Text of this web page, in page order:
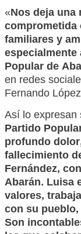
«Nos deja
comprometida
familiares y
Popular de
en redes
Fernando
Así lo expresan
Partido
profundo
fallecimiento
Fernández,
Abarán. Luisa
valores,
con su
Son